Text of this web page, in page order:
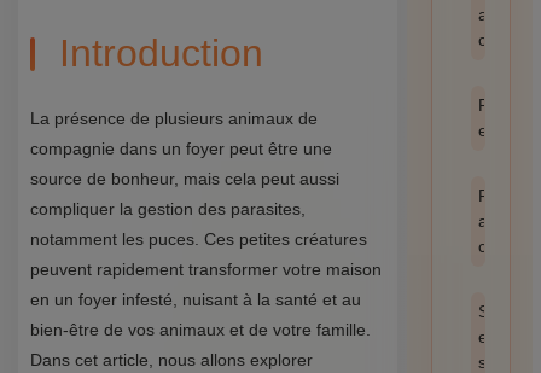
Introduction
La présence de plusieurs animaux de
compagnie dans un foyer peut être une
source de bonheur, mais cela peut aussi
compliquer la gestion des parasites,
notamment les puces. Ces petites créatures
peuvent rapidement transformer votre maison
en un foyer infesté, nuisant à la santé et au
bien-être de vos animaux et de votre famille.
Dans cet article, nous allons explorer
anti-
cafards
et
Produit
anti
cafards
Santé
et
sécurité